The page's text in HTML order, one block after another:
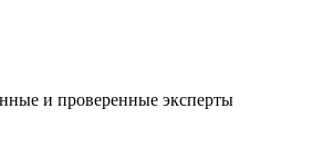
и проверенные эксперты